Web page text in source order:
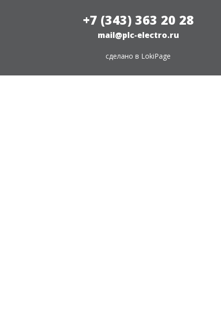
+7 (343) 363 20 28
mail@plc-electro.ru
сделано в LokiPage